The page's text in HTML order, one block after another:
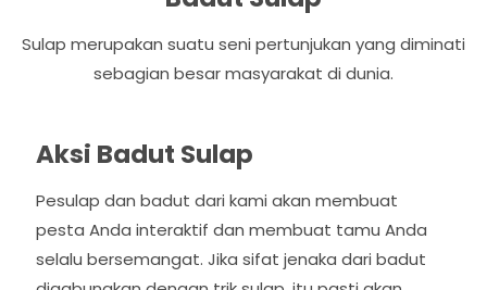
Sulap merupakan suatu seni pertunjukan yang diminati
sebagian besar masyarakat di dunia.
Aksi Badut Sulap
Pesulap dan badut dari kami akan membuat
pesta Anda interaktif dan membuat tamu Anda
selalu bersemangat. Jika sifat jenaka dari badut